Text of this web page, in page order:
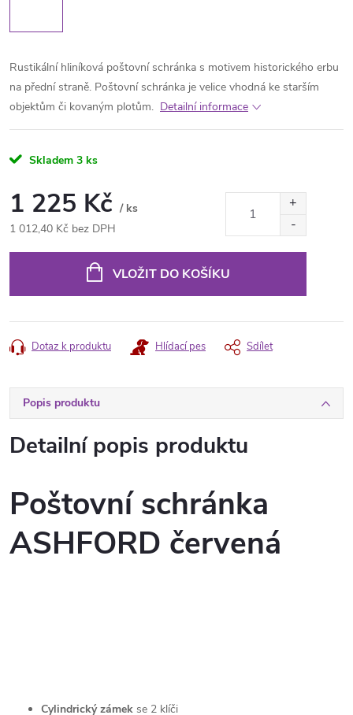
Rustikální hliníková poštovní schránka s motivem historického erbu
na přední straně. Poštovní schránka je velice vhodná ke starším
objektům či kovaným plotům. Detailní informace
Skladem 3 ks
1 225 Kč / ks
1 012,40 Kč bez DPH
VLOŽIT DO KOŠÍKU
Dotaz k produktu Hlídací pes Sdílet
Popis produktu
Detailní popis produktu
Poštovní schránka
ASHFORD červená
Cylindrický zámek se 2 klíči